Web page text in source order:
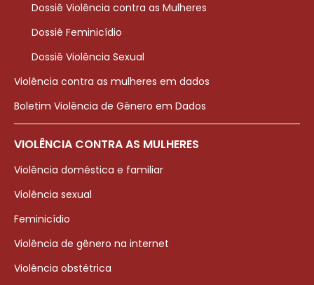
Dossiê Violência contra as Mulheres
Dossiê Feminicídio
Dossiê Violência Sexual
Violência contra as mulheres em dados
Boletim Violência de Gênero em Dados
VIOLÊNCIA CONTRA AS MULHERES
Violência doméstica e familiar
Violência sexual
Feminicídio
Violência de gênero na internet
Violência obstétrica